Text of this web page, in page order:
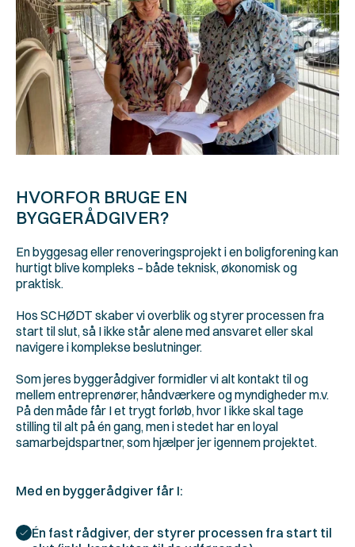
HVORFOR BRUGE EN
BYGGERÅDGIVER?
En byggesag eller renoveringsprojekt i en boligforening kan
hurtigt blive kompleks – både teknisk, økonomisk og
praktisk.
Hos SCHØDT skaber vi overblik og styrer processen fra
start til slut, så I ikke står alene med ansvaret eller skal
navigere i komplekse beslutninger.
Som jeres byggerådgiver formidler vi alt kontakt til og
mellem entreprenører, håndværkere og myndigheder m.v.
På den måde får I et trygt forløb, hvor I ikke skal tage
stilling til alt på én gang, men i stedet har en loyal
samarbejdspartner, som hjælper jer igennem projektet.
Med en byggerådgiver får I:
Én fast rådgiver, der styrer processen fra start til